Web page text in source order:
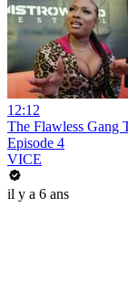
12:12
The Flawless Gang
Episode 4
VICE
il y a 6 ans